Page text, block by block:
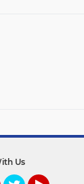
Us